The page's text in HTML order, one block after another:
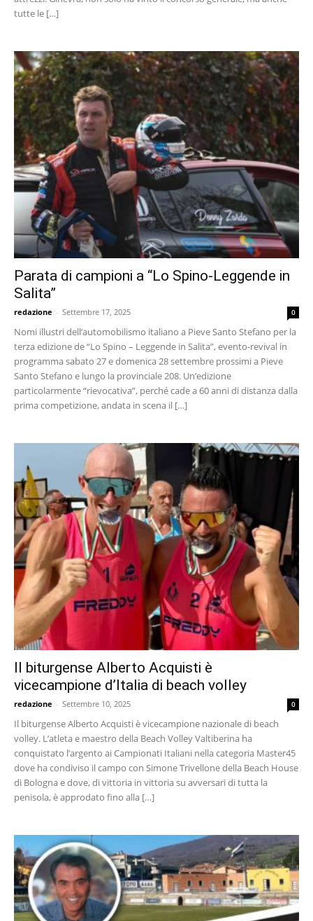
tutte le […]
Parata di campioni a “Lo Spino-Leggende in
Salita”
redazione - Settembre 17, 2025 0
Nomi illustri dell’automobilismo italiano a Pieve Santo Stefano per la
terza edizione de “Lo Spino – Leggende in Salita”, evento-revival in
programma sabato 27 e domenica 28 settembre prossimi a Pieve
Santo Stefano e lungo la provinciale 208. Un’edizione
particolarmente “rievocativa”, perché cade a 60 anni di distanza dalla
prima competizione, andata in scena il […]
Il biturgense Alberto Acquisti è
vicecampione d’Italia di beach volley
redazione - Settembre 10, 2025 0
Il biturgense Alberto Acquisti è vicecampione nazionale di beach
volley. L’atleta e maestro della Beach Volley Valtiberina ha
conquistato l’argento ai Campionati Italiani nella categoria Master45
dove ha condiviso il campo con Simone Trivellone della Beach House
di Bologna e dove, di vittoria in vittoria su avversari di tutta la
penisola, è approdato fino alla […]